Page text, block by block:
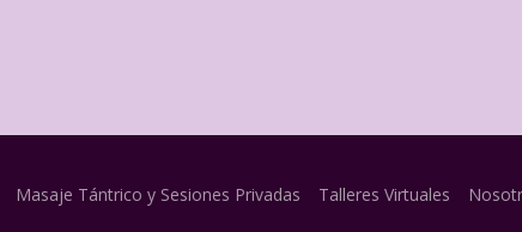
Masaje Tántrico y Sesiones Privadas Talleres Virtuales